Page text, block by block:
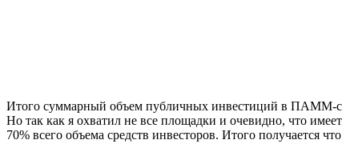
Итого суммарный объем публичных инвестиций в ПАММ-
Но так как я охватил не все площадки и очевидно, что
70% всего объема средств инвесторов. Итого получается